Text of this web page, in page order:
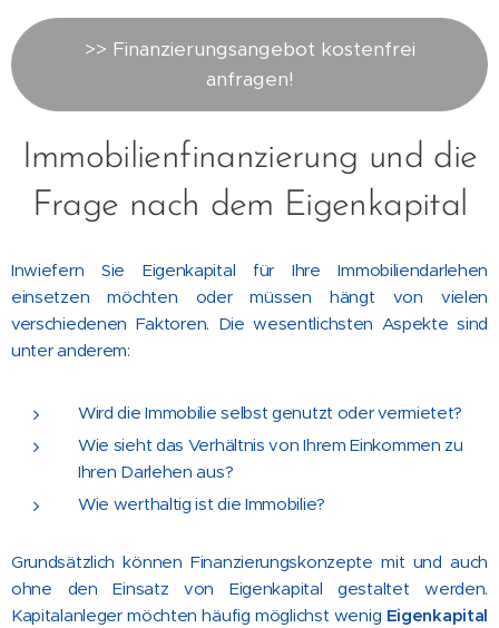
>> Finanzierungsangebot kostenfrei
anfragen!
Immobilienfinanzierung und die
Frage nach dem Eigenkapital
Inwiefern Sie Eigenkapital für Ihre Immobiliendarlehen
einsetzen möchten oder müssen hängt von vielen
verschiedenen Faktoren. Die wesentlichsten Aspekte sind
unter anderem:
Wird die Immobilie selbst genutzt oder vermietet?
Wie sieht das Verhältnis von Ihrem Einkommen zu
Ihren Darlehen aus?
Wie werthaltig ist die Immobilie?
Grundsätzlich können Finanzierungskonzepte mit und auch
ohne den Einsatz von Eigenkapital gestaltet werden.
Kapitalanleger möchten häufig möglichst wenig Eigenkapital